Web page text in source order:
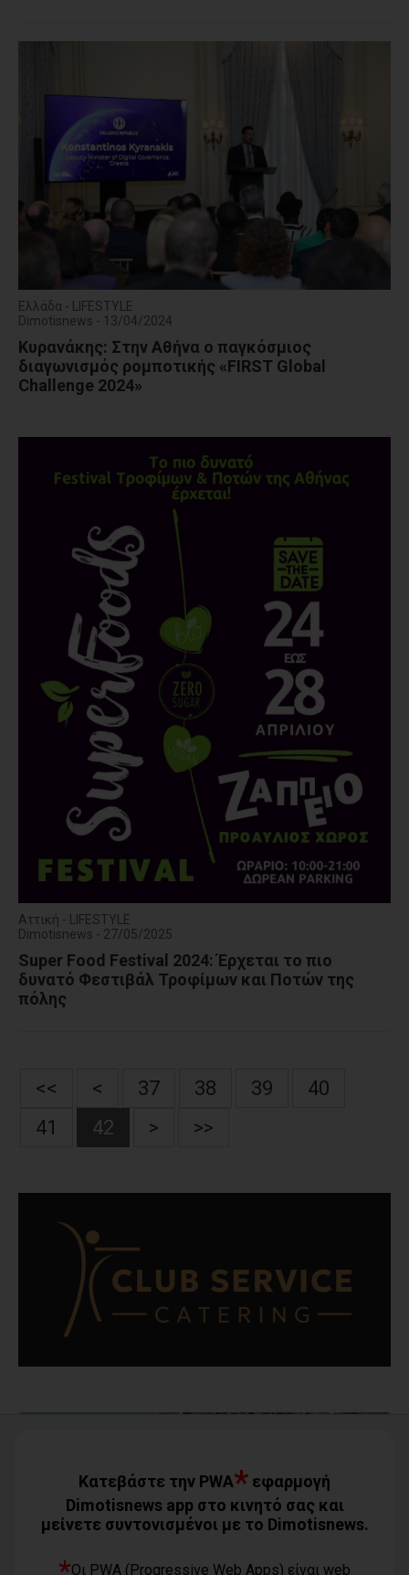
Ελλάδα - LIFESTYLE
Dimotisnews - 13/04/2024
Κυρανάκης: Στην Αθήνα ο παγκόσμιος
διαγωνισμός ρομποτικής «FIRST Global
Challenge 2024»
Αττική - LIFESTYLE
Dimotisnews - 27/05/2025
Super Food Festival 2024: Έρχεται το πιο
δυνατό Φεστιβάλ Τροφίμων και Ποτών της
πόλης
<< < 37 38 39
40
41
42 > >>
Κατεβάστε την PWA* εφαρμογή
Dimotisnews app στο κινητό σας και
μείνετε συντονισμένοι με το Dimotisnews.
Οι PWA (Progressive Web Apps) είναι web